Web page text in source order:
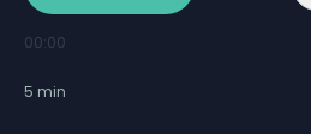
00:00
5 min